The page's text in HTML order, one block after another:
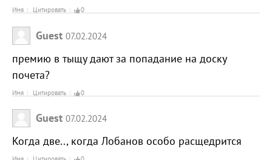
Имя Цитировать 0
Guest 07.02.2024
премию в тыщу дают за попадание на доску
почета?
Имя Цитировать 0
Guest 07.02.2024
Когда две.., когда Лобанов особо расщедрится